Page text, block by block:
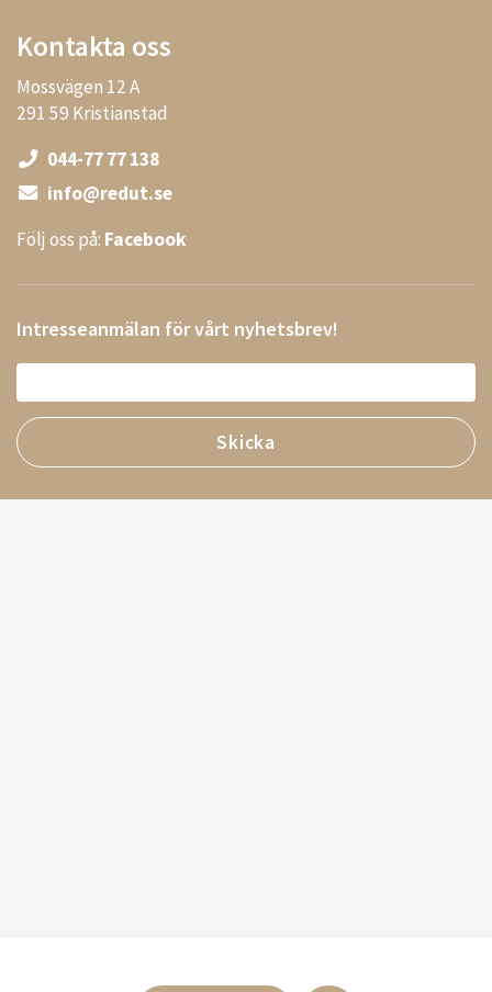
Kontakta oss
Mossvägen 12 A
291 59 Kristianstad
044-77 77 138
info@redut.se
Följ oss på: Facebook
Intresseanmälan för vårt nyhetsbrev!